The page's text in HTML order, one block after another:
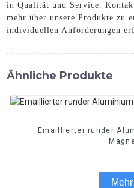
in Qualität und Service.
mehr über unsere Produkte zu
individuellen Anforderungen
Ähnliche Produkte
Emaillierter runder